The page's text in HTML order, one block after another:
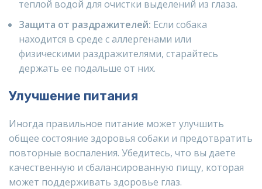
теплой водой для очистки выделений из глаза.
Защита от раздражителей: Если собака
находится в среде с аллергенами или
физическими раздражителями, старайтесь
держать ее подальше от них.
Улучшение питания
Иногда правильное питание может улучшить
общее состояние здоровья собаки и предотвратить
повторные воспаления. Убедитесь, что вы даете
качественную и сбалансированную пищу, которая
может поддерживать здоровье глаз.